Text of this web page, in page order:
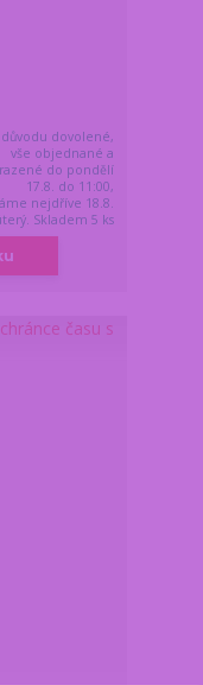
důvodu dovolené,
vše objednané a
do pondělí
17.8. do 11:00,
nejdříve 18.8.
Skladem 5 ks